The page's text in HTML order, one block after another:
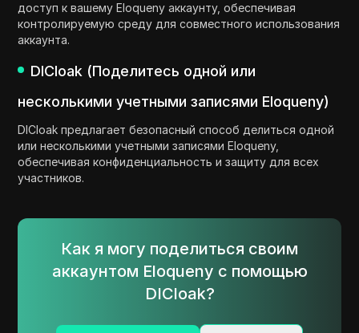
доступ к вашему Eloqueny аккаунту, обеспечивая
контролируемую среду для совместного использования
аккаунта.
DICloak (Поделитесь одной или
несколькими учетными записями Eloqueny)
DICloak предлагает безопасный способ делиться одной
или несколькими учетными записями Eloqueny,
обеспечивая конфиденциальность и защиту для всех
участников.
Как я могу поделиться своим
аккаунтом Eloqueny с помощью
DICloak?